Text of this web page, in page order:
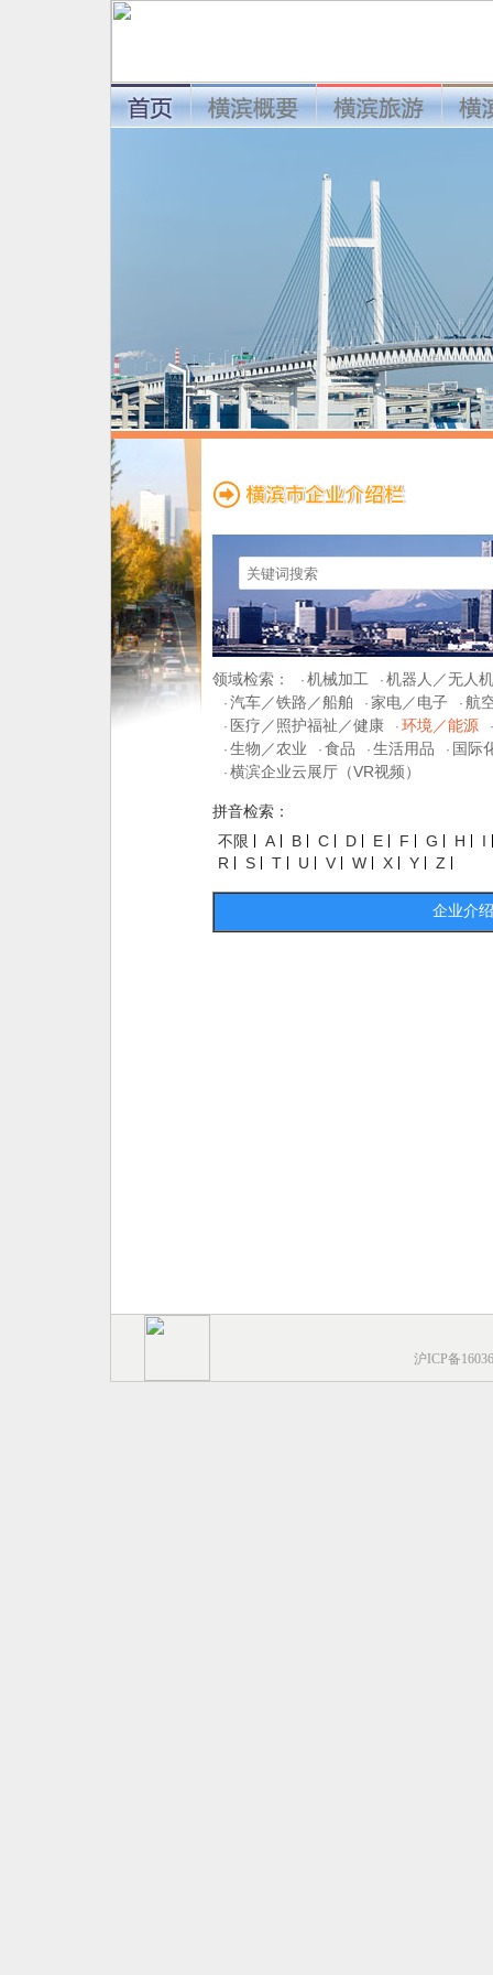
领域检索： · 机械加工 · 机器人／无人机
· 汽车／铁路／船舶 · 家电／电子 · 航
· 医疗／照护福祉／健康 · 环境／能源
·
· 生物／农业 · 食品 · 生活用品 · 国际
· 横滨企业云展厅（VR视频）
拼音检索：
不限
A B C D E F G H
I
R
S T U V W X Y Z
企业介绍
沪ICP备